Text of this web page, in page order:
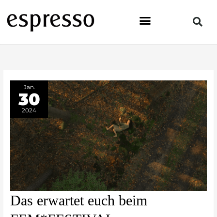
Inhalt
springen
Jan.
30
2024
Das erwartet euch beim
Das